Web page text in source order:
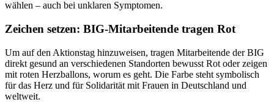
wählen – auch bei unklaren Symptomen.
Zeichen setzen: BIG-Mitarbeitende tragen Rot
Um auf den Aktionstag hinzuweisen, tragen Mitarbeitende der BIG
direkt gesund an verschiedenen Standorten bewusst Rot oder zeigen
mit roten Herzballons, worum es geht. Die Farbe steht symbolisch
für das Herz und für Solidarität mit Frauen in Deutschland und
weltweit.